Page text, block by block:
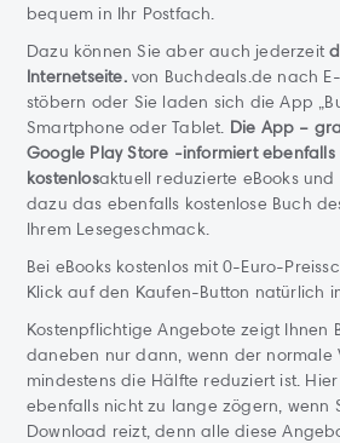
bequem in Ihr Postfach.
Dazu können Sie aber auch jederzeit
Internetseite. von Buchdeals.de nach
stöbern oder Sie laden sich die App
Smartphone oder Tablet. Die App –
Google Play Store -informiert
kostenlosaktuell reduzierte eBooks
dazu das ebenfalls kostenlose Buch
Ihrem Lesegeschmack.
Bei eBooks kostenlos mit 0-Euro-
Klick auf den Kaufen-Button natürlich
Kostenpflichtige Angebote zeigt Ihnen
daneben nur dann, wenn der normale
mindestens die Hälfte reduziert ist.
ebenfalls nicht zu lange zögern, wenn
Download reizt, denn alle diese